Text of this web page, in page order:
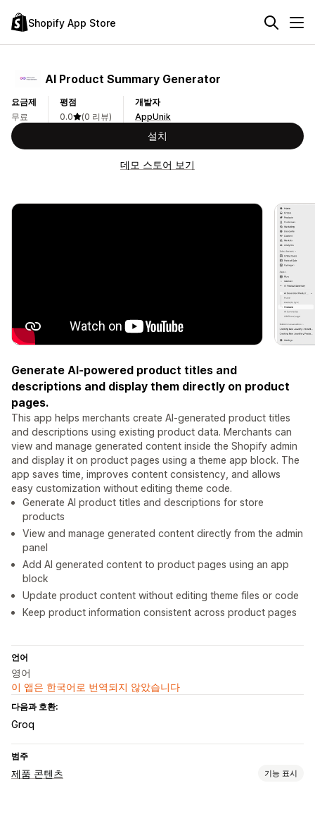
Shopify App Store
AI Product Summary Generator
요금제
무료
평점
0.0
(0 리뷰)
개발자
AppUnik
설치
데모 스토어 보기
Generate AI-powered product titles and
descriptions and display them directly on product
pages.
This app helps merchants create AI-generated product titles
and descriptions using existing product data. Merchants can
view and manage generated content inside the Shopify admin
and display it on product pages using a theme app block. The
app saves time, improves content consistency, and allows
easy customization without editing theme code.
Generate AI product titles and descriptions for store
products
View and manage generated content directly from the admin
panel
Add AI generated content to product pages using an app
block
Update product content without editing theme files or code
Keep product information consistent across product pages
언어
영어
이 앱은 한국어로 번역되지 않았습니다
다음과 호환:
Groq
범주
제품 콘텐츠 기능 표시